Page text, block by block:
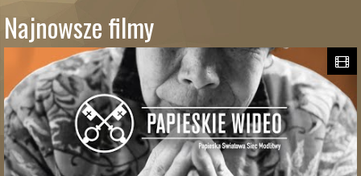
Najnowsze filmy